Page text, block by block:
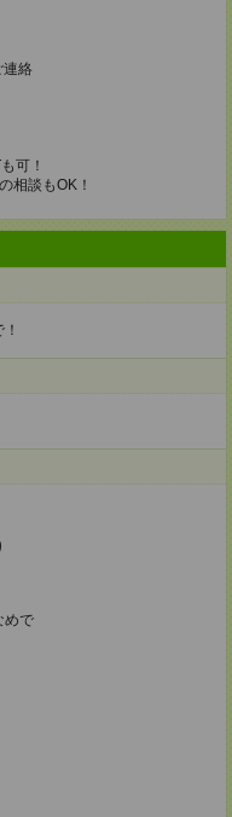
連絡
可！
相談もOK！
で